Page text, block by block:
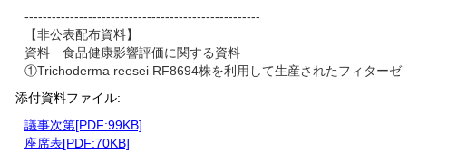
----------------------------------------------------
【非公表配布資料】
資料 食品健康影響評価に関する資料
①Trichoderma reesei RF8694株を利用して生産されたフィターゼ
添付資料ファイル:
議事次第[PDF:99KB]
座席表[PDF:70KB]